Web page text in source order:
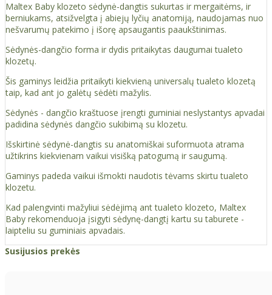
Maltex Baby klozeto sėdynė-dangtis sukurtas ir mergaitėms, ir
berniukams, atsižvelgta į abiejų lyčių anatomiją, naudojamas nuo
nešvarumų patekimo į išorę apsaugantis paaukštinimas.
Sėdynės-dangčio forma ir dydis pritaikytas daugumai tualeto
klozetų.
Šis gaminys leidžia pritaikyti kiekvieną universalų tualeto klozetą
taip, kad ant jo galėtų sėdėti mažylis.
Sėdynės - dangčio kraštuose įrengti guminiai neslystantys apvadai
padidina sėdynės dangčio sukibimą su klozetu.
Išskirtinė sėdynė-dangtis su anatomiškai suformuota atrama
užtikrins kiekvienam vaikui visišką patogumą ir saugumą.
Gaminys padeda vaikui išmokti naudotis tėvams skirtu tualeto
klozetu.
Kad palengvinti mažyliui sėdėjimą ant tualeto klozeto, Maltex
Baby rekomenduoja įsigyti sėdynę-dangtį kartu su taburete -
laipteliu su guminiais apvadais.
Susijusios prekės